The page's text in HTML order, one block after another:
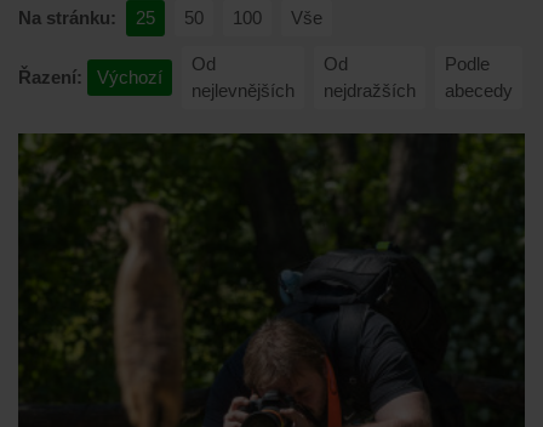
Na stránku:
25 50 100 Vše
Řazení: Výchozí
Od
nejlevnějších
Od
nejdražších
Podle
abecedy